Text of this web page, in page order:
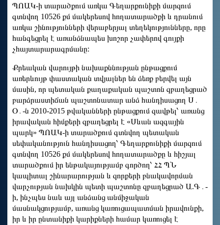
ՊՈԱԿ-ի տարածքում առկա Գեղարքունիքի մարզում
գտնվող 10526 քմ մակերեսով հողատարածքի և դրանում
առկա շինությունների վերաբերյալ տեղեկությունները, որը
հանգեցրել է առանձնապես խոշոր չափերով գույքի
չհայտարարագրմանը:
Քրեական վարույթի նախաքննության ընթացքում
առերևույթ փաստական տվյալներ են ձեռք բերվել այն
մասին, որ պետական քաղաքական պաշտոն զբաղեցրած
բարձրաստիճան պաշտոնատար անձ հանդիսացող Ս․
Օ․-ն 2010-2015 թվականների ընթացքում զավթել՝ առանց
իրավական հիմքերի զբաղեցրել է «Սևան ազգային
պարկ» ՊՈԱԿ-ի տարածքում գտնվող պետական
սեփականություն հանդիսացող՝ Գեղարքունիքի մարզում
գտնվող 10526 քմ մակերեսով հողատարածքը և հիշյալ
տարածքում իր ենթակայությամբ գործող՝ ՀՀ ՊՆ
կապիտալ շինարարության և զորքերի բնակավորման
վարչության նախկին պետի պաշտոնը զբաղեցրած Ա.Գ․-
ի, ինչպես նաև այլ անձանց անմիջական
մասնակցությամբ, առանց կառուցապատման իրավունքի,
իր և իր ընտանիքի կարիքների համար կառուցել է